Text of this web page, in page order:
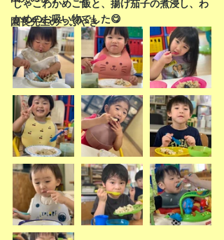
園長先生のつぶやき
じゃこわかめご飯と、揚げ茄子の煮浸し、わ
かめのお吸い物でした😋